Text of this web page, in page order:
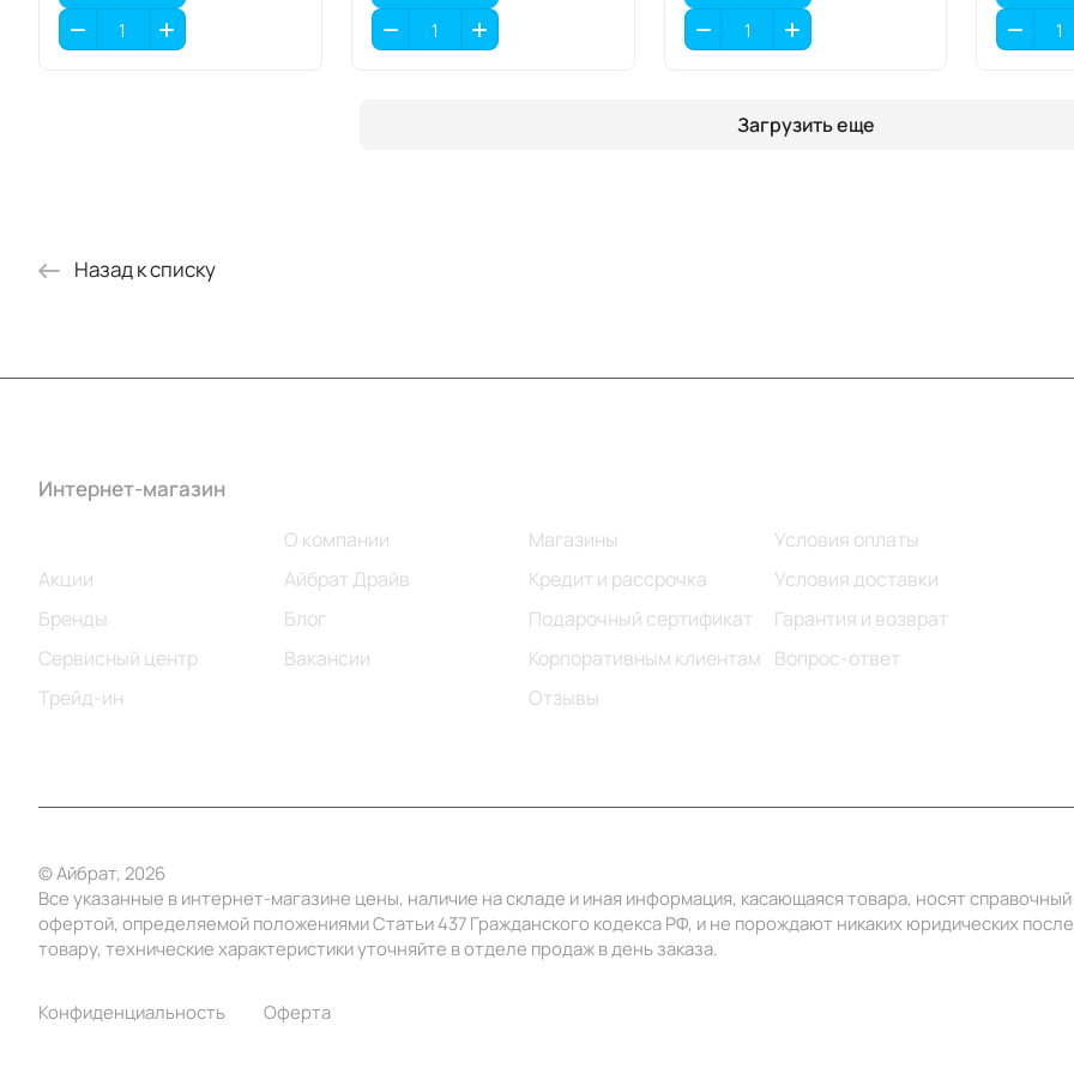
Загрузить еще
Назад к списку
Интернет-магазин
Акции
Бренды
Сервисный центр
Трейд-ин
О компании
Айбрат Драйв
Блог
Вакансии
Магазины
Кредит и рассрочка
Подарочный сертификат
Корпоративным клиентам
Отзывы
Условия оплаты
Условия доставки
Гарантия и возврат
Вопрос-ответ
© Айбрат, 2026
Все указанные в интернет-магазине цены, наличие на складе и иная информация, касающаяся товара, носят
офертой, определяемой положениями Статьи 437 Гражданского кодекса РФ, и не порождают никаких юридических
товару, технические характеристики уточняйте в отделе продаж в день заказа.
Конфиденциальность Оферта